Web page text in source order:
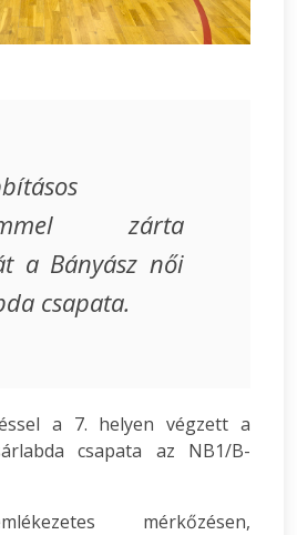
zárta
a Bányász női
csapata.
a 7. helyen végzett a
csapata az NB1/B-
mérkőzésen,